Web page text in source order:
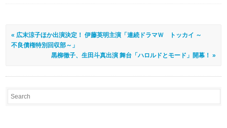
« 広末涼子ほか出演決定！ 伊藤英明主演「連続ドラマＷ トッカイ ～
不良債権特別回収部～」
黒柳徹子、生田斗真出演 舞台「ハロルドとモード」開幕！ »